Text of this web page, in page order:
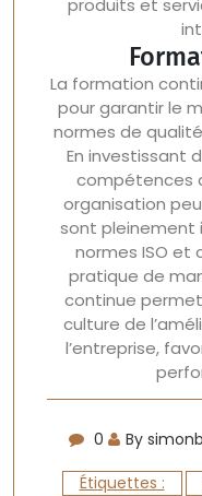
La formation
pour garantir le
normes de qualité
En investissant
compétences
organisation
sont pleinement
normes ISO et
pratique de
continue
culture de
l’entreprise,
0 By
Étiquettes :